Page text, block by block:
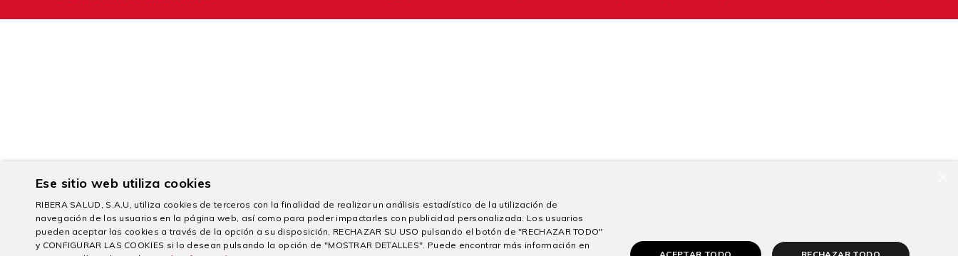
Ese sitio web utiliza cookies
RIBERA SALUD, S.A.U, utiliza cookies de terceros con la finalidad de realizar un análisis estadístico de la utilización de
navegación de los usuarios en la página web, así como para poder impactarles con publicidad personalizada. Los usuarios
pueden aceptar las cookies a través de la opción a su disposición, RECHAZAR SU USO pulsando el botón de "RECHAZAR TODO"
y CONFIGURAR LAS COOKIES si lo desean pulsando la opción de "MOSTRAR DETALLES". Puede encontrar más información en
ACEPTAR TODO RECHAZAR TODO